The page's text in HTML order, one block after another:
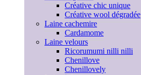
Créative chic unique
Créative wool dégradée
Laine cachemire
Cardamome
Laine velours
Ricorumumi nilli nilli
Chenillove
Chenillovely